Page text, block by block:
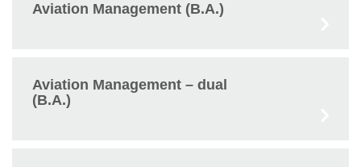
Aviation Management (B.A.)
Aviation Management – dual
(B.A.)